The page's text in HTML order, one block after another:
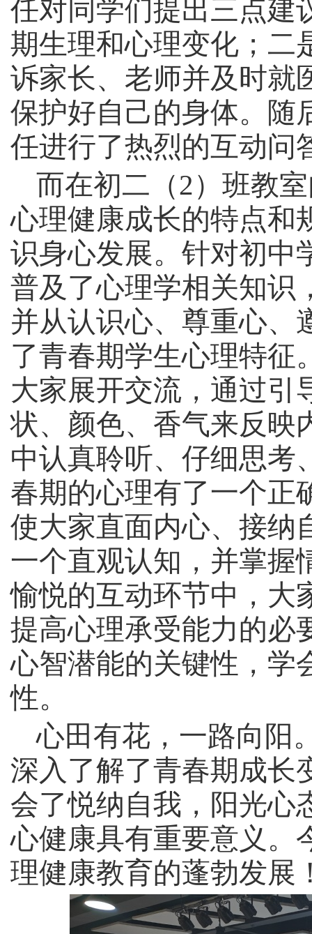
任对同学们提出三点建
期生理和心理变化；二
诉家长、老师并及时就
保护好自己的身体。随
任进行了热烈的互动问
而在初二（2）班教
心理健康成长的特点和
识身心发展。针对初中
普及了心理学相关知识
并从认识心、尊重心、
了青春期学生心理特征
大家展开交流，通过引
状、颜色、香气来反映
中认真聆听、仔细思考
春期的心理有了一个正
使大家直面内心、 接纳
一个直观认知，并掌握
愉悦的互动环节中，大
提高心理承受能力的必
心智潜能的关键性，学
性。
心田有花，一路向阳
深入了解了青春期成长
会了悦纳自我，阳光心
心健康具有重要意义。
理健康教育的蓬勃发展